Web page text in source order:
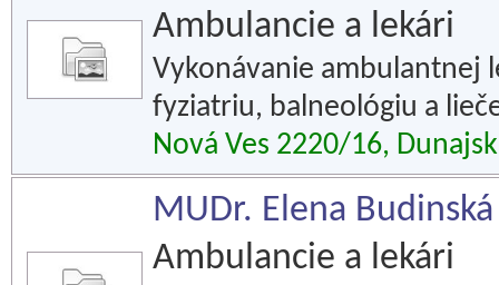
Ambulancie a lekári
Vykonávanie ambulantnej
fyziatriu, balneológiu a
Nová Ves 2220/16,
MUDr. Elena Budinská
Ambulancie a lekári